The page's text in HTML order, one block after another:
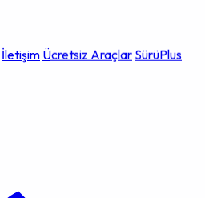
İletişim Ücretsiz Araçlar SürüPlus